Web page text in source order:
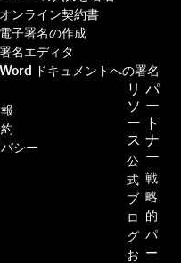
スマートで、
で事業強
オンライン契約書
電子署名の作成
署名エディタ
Word ドキュメントへの署名
リ
ソ
ー
ス
公
式
ブ
ロ
グ
お
パ
ー
ト
ナ
ー
戦
略
的
パ
ー
シー